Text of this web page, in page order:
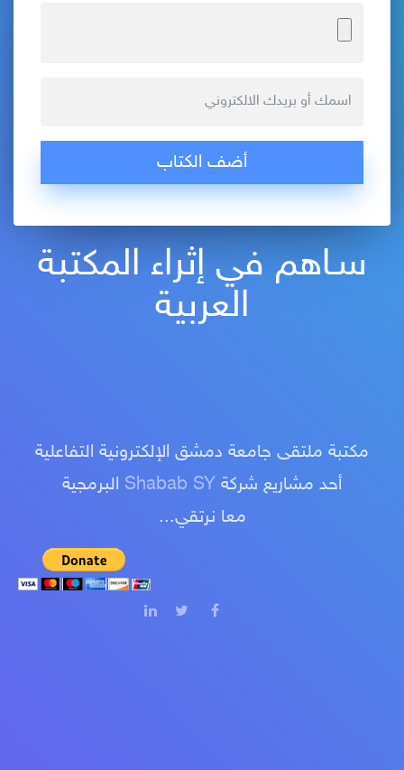
سـاهم في إثراء المكتبة
العربية
مكتبة ملتقى جامعة دمشق الإلكترونية التفاعلية
أحد مشاريع شركة Shabab SY البرمجية
معا نرتقي...